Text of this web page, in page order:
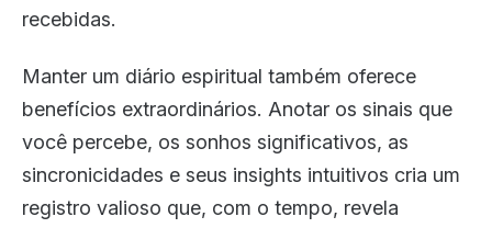
recebidas.
Manter um diário espiritual também oferece
benefícios extraordinários. Anotar os sinais que
você percebe, os sonhos significativos, as
sincronicidades e seus insights intuitivos cria um
registro valioso que, com o tempo, revela